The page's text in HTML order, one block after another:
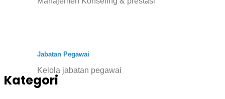
Jabatan Pegawai
Kelola jabatan pegawai
Kategori